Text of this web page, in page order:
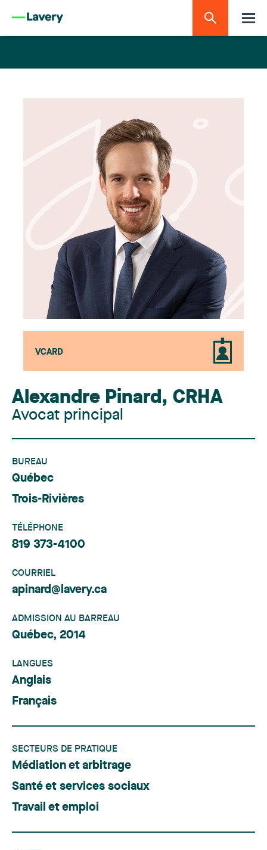
VCARD
Alexandre Pinard, CRHA
Avocat principal
BUREAU
Québec
Trois-Rivières
TÉLÉPHONE
819 373-4100
COURRIEL
apinard@lavery.ca
ADMISSION AU BARREAU
Québec, 2014
LANGUES
Anglais
Français
SECTEURS DE PRATIQUE
Médiation et arbitrage
Santé et services sociaux
Travail et emploi